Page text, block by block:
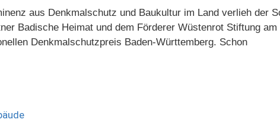
aus Denkmalschutz und Baukultur im Land verlieh der
Badische Heimat und dem Förderer Wüstenrot Stiftung am
Denkmalschutzpreis Baden-Württemberg. Schon